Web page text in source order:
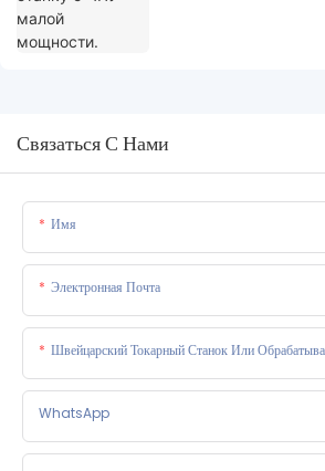
Связаться С Нами
Имя
Электронная Почта
Швейцарский Токарный Станок Или
WhatsApp